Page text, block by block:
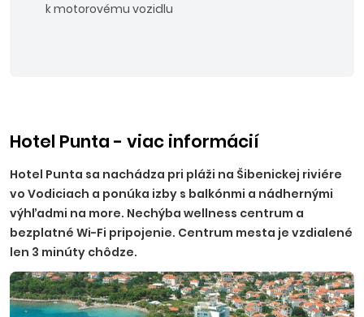
k motorovému vozidlu
Hotel Punta - viac informácií
Hotel Punta sa nachádza pri pláži na Šibenickej riviére
vo Vodiciach a ponúka izby s balkónmi a nádhernými
výhľadmi na more. Nechýba wellness centrum a
bezplatné Wi-Fi pripojenie. Centrum mesta je vzdialené
len 3 minúty chôdze.